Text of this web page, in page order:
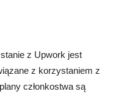
z Upwork jest
z korzystaniem z
członkostwa są